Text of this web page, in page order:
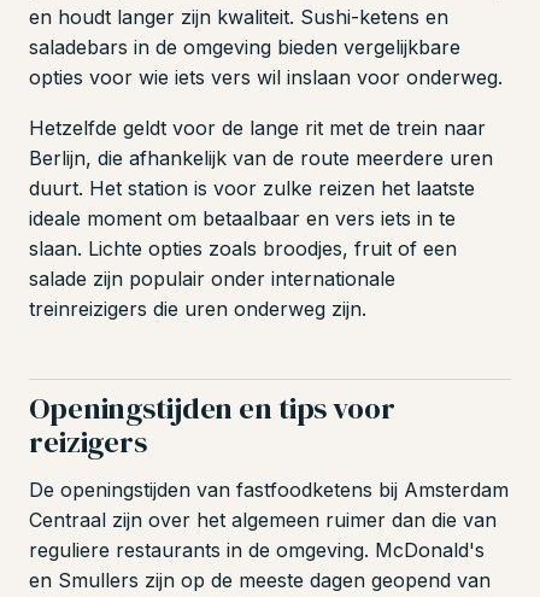
en houdt langer zijn kwaliteit. Sushi-ketens en
saladebars in de omgeving bieden vergelijkbare
opties voor wie iets vers wil inslaan voor onderweg.
Hetzelfde geldt voor de lange rit met de trein naar
Berlijn, die afhankelijk van de route meerdere uren
duurt. Het station is voor zulke reizen het laatste
ideale moment om betaalbaar en vers iets in te
slaan. Lichte opties zoals broodjes, fruit of een
salade zijn populair onder internationale
treinreizigers die uren onderweg zijn.
Openingstijden en tips voor
reizigers
De openingstijden van fastfoodketens bij Amsterdam
Centraal zijn over het algemeen ruimer dan die van
reguliere restaurants in de omgeving. McDonald's
en Smullers zijn op de meeste dagen geopend van